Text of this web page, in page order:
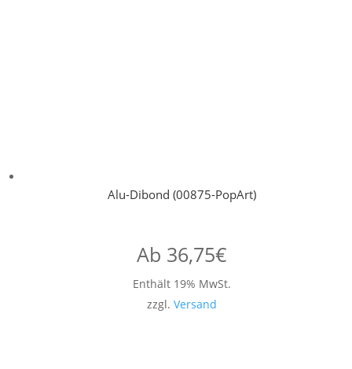
Alu-Dibond (00875-PopArt)
Ab 36,75€
Enthält 19% MwSt.
zzgl. Versand